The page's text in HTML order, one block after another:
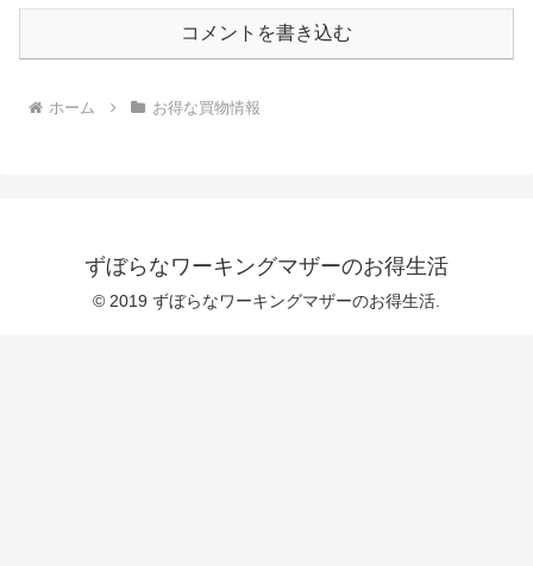
コメントを書き込む
ホーム お得な買物情報
ずぼらなワーキングマザーのお得生活
© 2019 ずぼらなワーキングマザーのお得生活.